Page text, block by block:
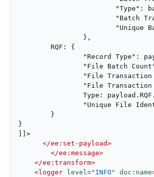
}
]]>
</ee:set-payload>
</ee:message>
</ee:transform>
<logger level="INFO" doc:name